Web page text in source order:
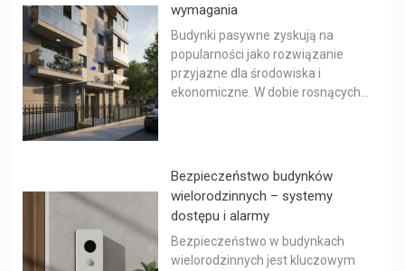
wymagania
Budynki pasywne zyskują na
popularności jako rozwiązanie
przyjazne dla środowiska i
ekonomiczne. W dobie rosnących...
Bezpieczeństwo budynków
wielorodzinnych – systemy
dostępu i alarmy
Bezpieczeństwo w budynkach
wielorodzinnych jest kluczowym